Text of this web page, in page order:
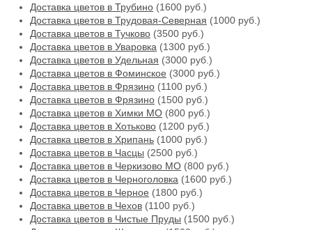
Доставка цветов в Трубино (1600 руб.)
Доставка цветов в Трудовая-Северная (1000 руб.)
Доставка цветов в Тучково (3500 руб.)
Доставка цветов в Уваровка (1300 руб.)
Доставка цветов в Удельная (3000 руб.)
Доставка цветов в Фоминское (3000 руб.)
Доставка цветов в Фрязино (1100 руб.)
Доставка цветов в Фрязино (1500 руб.)
Доставка цветов в Химки МО (800 руб.)
Доставка цветов в Хотьково (1200 руб.)
Доставка цветов в Хрипань (1000 руб.)
Доставка цветов в Часцы (2500 руб.)
Доставка цветов в Черкизово МО (800 руб.)
Доставка цветов в Черноголовка (1600 руб.)
Доставка цветов в Черное (1800 руб.)
Доставка цветов в Чехов (1100 руб.)
Доставка цветов в Чистые Пруды (1500 руб.)